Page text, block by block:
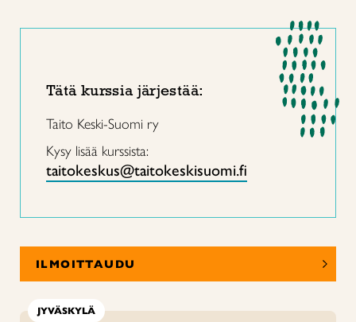
Tätä kurssia järjestää:
Taito Keski-Suomi ry
Kysy lisää kurssista:
taitokeskus@taitokeskisuomi.fi
ILMOITTAUDU
JYVÄSKYLÄ